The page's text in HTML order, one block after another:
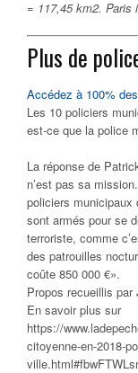
= 117,45 km2. Paris
Plus de
Accédez à 100%
Les 10 policiers
est-ce que la police
La réponse de
n’est pas sa
policiers municipaux
sont armés pour se
terroriste, comme
des patrouilles
coûte 850 000 €».
Propos recueillis par
En savoir plus sur
https://
citoyenne-en-2018-